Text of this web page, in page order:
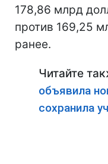
178,86 млрд
против 169,25
ранее.
Читайте
объявила
сохранила